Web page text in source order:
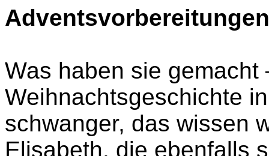
Adventsvorbereitungen
Was haben sie gemacht
Weihnachtsgeschichte
schwanger, das wissen
Elisabeth, die ebenfalls